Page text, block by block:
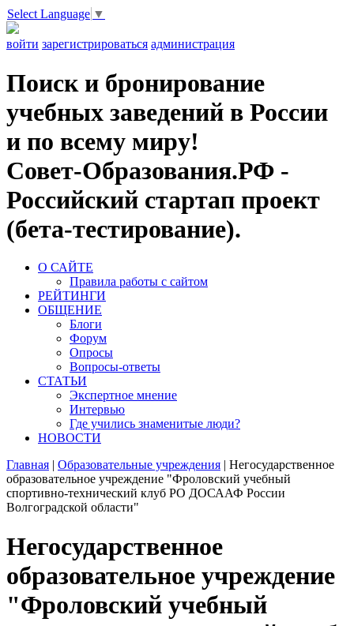
Select Language ▼
войти зарегистрироваться администрация
Поиск и бронирование
учебных заведений в России
и по всему миру!
Совет-Образования.РФ -
Российский стартап проект
(бета-тестирование).
О САЙТЕ
Правила работы с сайтом
РЕЙТИНГИ
ОБЩЕНИЕ
Блоги
Форум
Опросы
Вопросы-ответы
СТАТЬИ
Экспертное мнение
Интервью
Где учились знаменитые люди?
НОВОСТИ
Главная | Образовательные учреждения | Негосударственное
образовательное учреждение "Фроловский учебный
спортивно-технический клуб РО ДОСААФ России
Волгоградской области"
Негосударственное
образовательное учреждение
"Фроловский учебный